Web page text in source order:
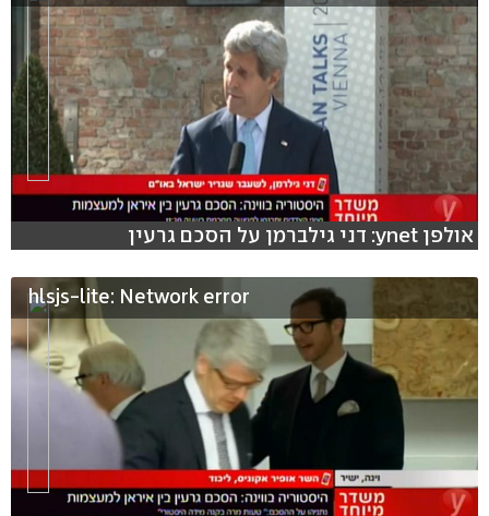
אולפן ynet: דני גילברמן על הסכם גרעין
hlsjs-lite: Network error